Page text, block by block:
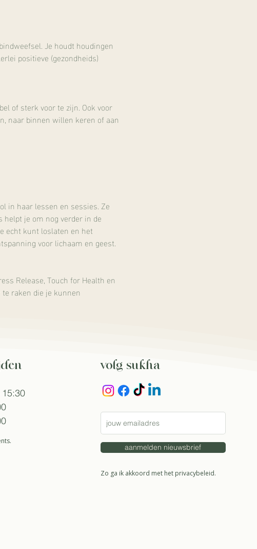
Je houdt houdingen
positieve (gezondheids)
of sterk voor te zijn. Ook voor
naar binnen willen keren of aan
in haar lessen en sessies. Ze
je om nog verder in de
echt kunt loslaten en het
voor lichaam en geest.
Release, Touch for Health en
raken die je kunnen
volg sukha
aanmelden nieuwsbrief
Zo ga ik akkoord met het privacybeleid.